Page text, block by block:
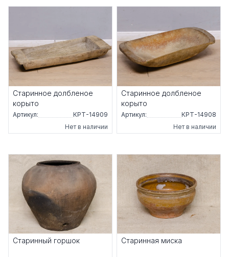
Старинное долбленое
корыто
Артикул:
КРТ-14909
Нет в наличии
Старинное долбленое
корыто
Артикул:
КРТ-14908
Нет в наличии
Старинный горшок Старинная миска